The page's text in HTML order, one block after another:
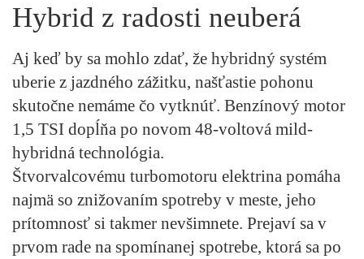
Hybrid z radosti neuberá
Aj keď by sa mohlo zdať, že hybridný systém
uberie z jazdného zážitku, našťastie pohonu
skutočne nemáme čo vytknúť. Benzínový motor
1,5 TSI dopĺňa po novom 48-voltová mild-
hybridná technológia.
Štvorvalcovému turbomotoru elektrina pomáha
najmä so znižovaním spotreby v meste, jeho
prítomnosť si takmer nevšimnete. Prejaví sa v
prvom rade na spomínanej spotrebe, ktorá sa po